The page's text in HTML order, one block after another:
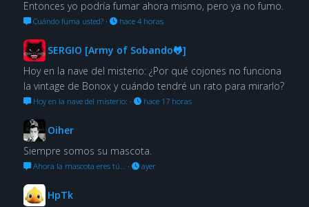
Entonces yo podría fumar ahora mismo, pero ya no fumo.
Cuándo fuma usted?· hace 4 horas
SERGIO [Army of Sobando🐸]
Hoy en la nave del misterio: ¿Por qué cojones no funciona
la vintage de Bonox y cuándo tendré un rato para mirarlo?
Hoy en la nave del misterio: · hace 17 horas
Oiher
Siempre somos su mascota.
Ahora la mascota eres tú… · ayer
HpTk